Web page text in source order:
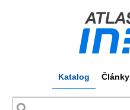
Katalog Články